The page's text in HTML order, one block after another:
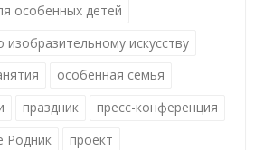
особенных детей
изобразительному искусству
особенная семья
праздник
пресс-конференция
Родник
проект